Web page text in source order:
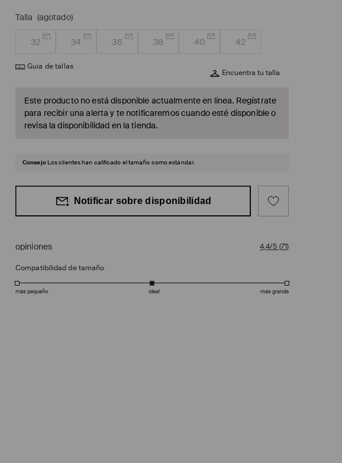
Talla (agotado)
32 34 36 38 40 42
Guía de tallas
Encuentra tu talla
Este producto no está disponible actualmente en línea. Regístrate
para recibir una alerta y te notificaremos cuando esté disponible o
revisa la disponibilidad en la tienda.
Consejo Los clientes han calificado el tamaño como estándar.
Notificar sobre disponibilidad
opiniones 4,4/5 (71)
Compatibilidad de tamaño
más pequeño ideal más grande